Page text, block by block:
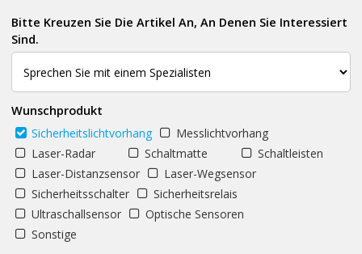
Bitte Kreuzen Sie Die Artikel An, An Denen Sie Interessiert
Sind.
Wunschprodukt
Sicherheitslichtvorhang
Messlichtvorhang
Laser-Radar
Schaltmatte
Schaltleisten
Laser-Distanzsensor
Laser-Wegsensor
Sicherheitsschalter
Sicherheitsrelais
Ultraschallsensor
Optische Sensoren
Sonstige